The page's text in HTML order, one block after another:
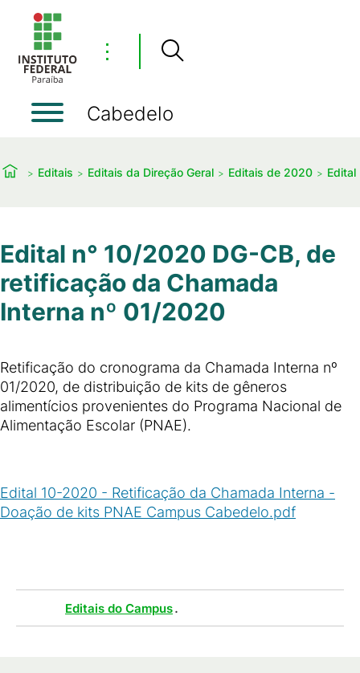
⋮
Cabedelo
Editais Editais da Direção Geral Editais de 2020
Edital n° 10/2020 DG-CB, de
retificação da Chamada
Interna nº 01/2020
Retificação do cronograma da Chamada Interna nº
01/2020, de distribuição de kits de gêneros
alimentícios provenientes do Programa Nacional de
Alimentação Escolar (PNAE).
Edital 10-2020 - Retificação da Chamada Interna -
Doação de kits PNAE Campus Cabedelo.pdf
Editais do Campus.